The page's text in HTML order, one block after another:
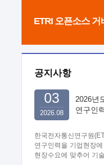
ETRI 오픈소스 거
공지사항
2026년
연구인
한국전자통신연구원
연구인력을 기업현장
현장수요에 맞추어 기
2026.08
03